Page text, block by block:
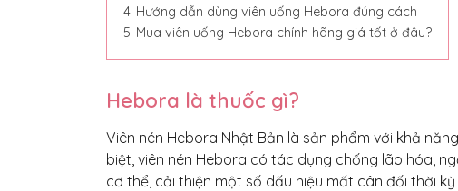
4 Hướng dẫn dùng viên uống Hebora đúng cách
5 Mua viên uống Hebora chính hãng giá tốt ở đâu?
Hebora là thuốc gì?
Viên nén Hebora Nhật Bản là sản phẩm với khả
biệt, viên nén Hebora có tác dụng chống lão hóa,
cơ thể, cải thiện một số dấu hiệu mất cân đối thời